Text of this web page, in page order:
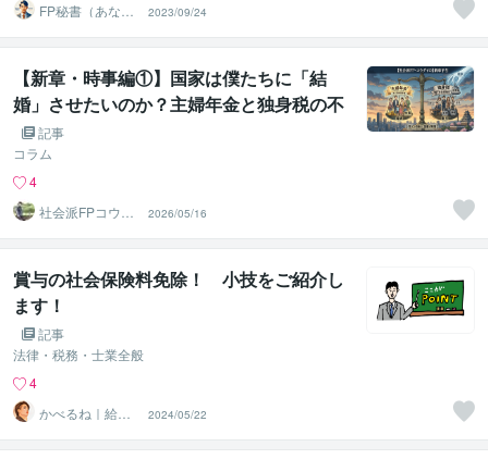
FP秘書（あなた
の経済パートナ
ー）
2023/09/24
【新章・時事編①】国家は僕たちに「結
婚」させたいのか？主婦年金と独身税の不
都合な真実
記事
コラム
4
社会派FPコウダ
イ｜資産を守り
心を楽に
2026/05/16
賞与の社会保険料免除！ 小技をご紹介し
ます！
記事
法律・税務・士業全般
4
かべるね｜給与
計算代行（相談
可・安心）
2024/05/22